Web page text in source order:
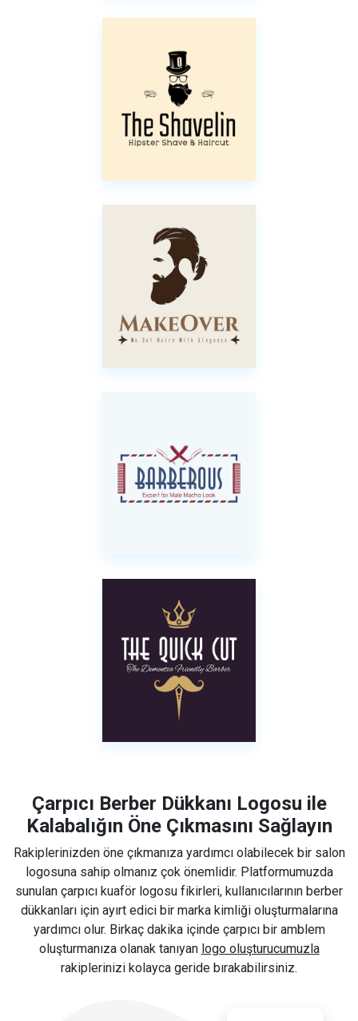
Çarpıcı Berber Dükkanı Logosu ile
Kalabalığın Öne Çıkmasını Sağlayın
Rakiplerinizden öne çıkmanıza yardımcı olabilecek bir salon
logosuna sahip olmanız çok önemlidir. Platformumuzda
sunulan çarpıcı kuaför logosu fikirleri, kullanıcılarının berber
dükkanları için ayırt edici bir marka kimliği oluşturmalarına
yardımcı olur. Birkaç dakika içinde çarpıcı bir amblem
oluşturmanıza olanak tanıyan logo oluşturucumuzla
rakiplerinizi kolayca geride bırakabilirsiniz.